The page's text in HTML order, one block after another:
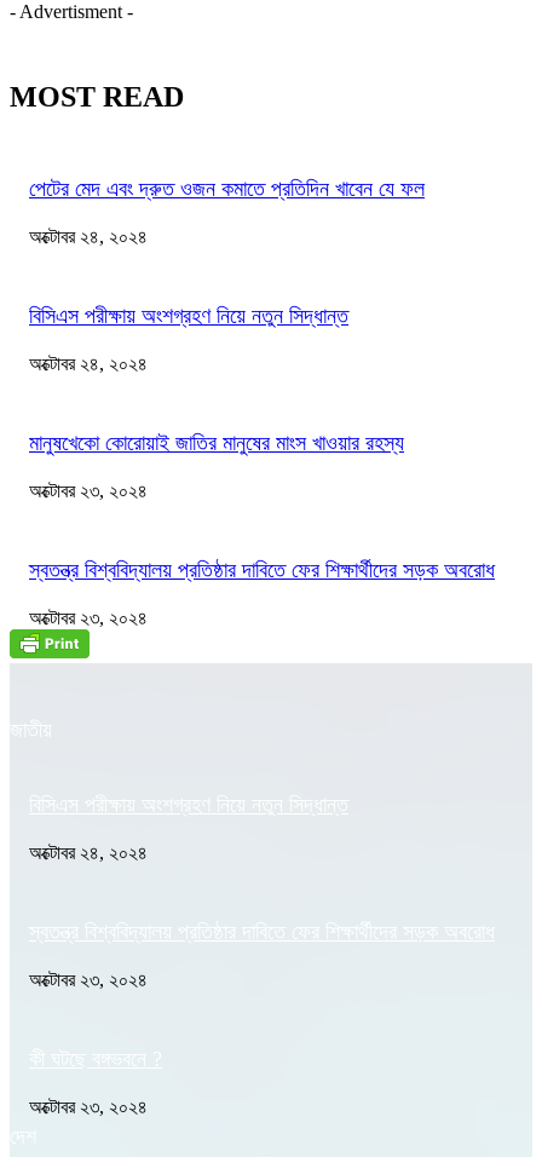
- Advertisment -
MOST READ
পেটের মেদ এবং দ্রুত ওজন কমাতে প্রতিদিন খাবেন যে ফল
অক্টোবর ২৪, ২০২৪
বিসিএস পরীক্ষায় অংশগ্রহণ নিয়ে নতুন সিদ্ধান্ত
অক্টোবর ২৪, ২০২৪
মানুষখেকো কোরোয়াই জাতির মানুষের মাংস খাওয়ার রহস্য
অক্টোবর ২৩, ২০২৪
স্বতন্ত্র বিশ্ববিদ্যালয় প্রতিষ্ঠার দাবিতে ফের শিক্ষার্থীদের সড়ক অবরোধ
অক্টোবর ২৩, ২০২৪
জাতীয়
বিসিএস পরীক্ষায় অংশগ্রহণ নিয়ে নতুন সিদ্ধান্ত
অক্টোবর ২৪, ২০২৪
স্বতন্ত্র বিশ্ববিদ্যালয় প্রতিষ্ঠার দাবিতে ফের শিক্ষার্থীদের সড়ক অবরোধ
অক্টোবর ২৩, ২০২৪
কী ঘটছে বঙ্গভবনে ?
অক্টোবর ২৩, ২০২৪
দেশ